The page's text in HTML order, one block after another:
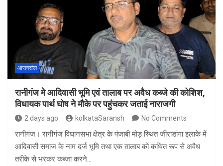
o
o
k
d
o
n
आसनसोल
रानीगंज मे आदिवासी भूमि एवं तालाब पर अवैध कब्जे की कोशिश,
विधायक पार्थ घोष ने मौके पर पहुंचकर जताई नाराजगी
2 days ago kolkataSaransh No Comments
रानीगंज। रानीगंज विधानसभा क्षेत्र के पंजाबी मोड़ स्थित जीराडांगा इलाके में
आदिवासी समाज के नाम दर्ज भूमि तथा एक तालाब को कथित रूप से अवैध
तरीके से भरकर कब्जा करने…